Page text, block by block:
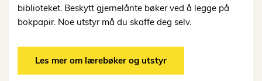
biblioteket. Beskytt gjernelånte bøker ved å legge på
bokpapir. Noe utstyr må du skaffe deg selv.
Les mer om lærebøker og utstyr